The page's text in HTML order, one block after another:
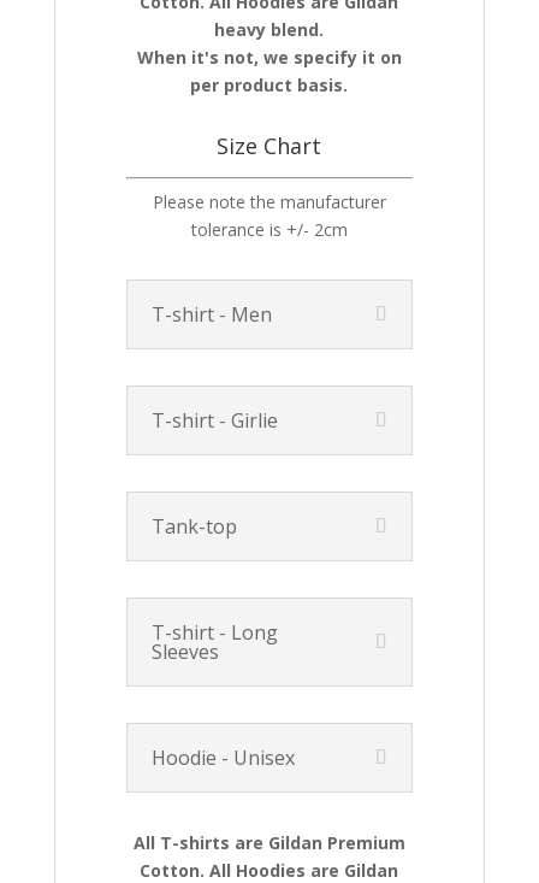
heavy blend.
When it's not, we specify it on
per product basis.
Size Chart
Please note the manufacturer
tolerance is +/- 2cm
T-shirt - Men
T-shirt - Girlie
Tank-top
T-shirt - Long
Sleeves
Hoodie - Unisex
All T-shirts are Gildan Premium
Cotton. All Hoodies are Gildan